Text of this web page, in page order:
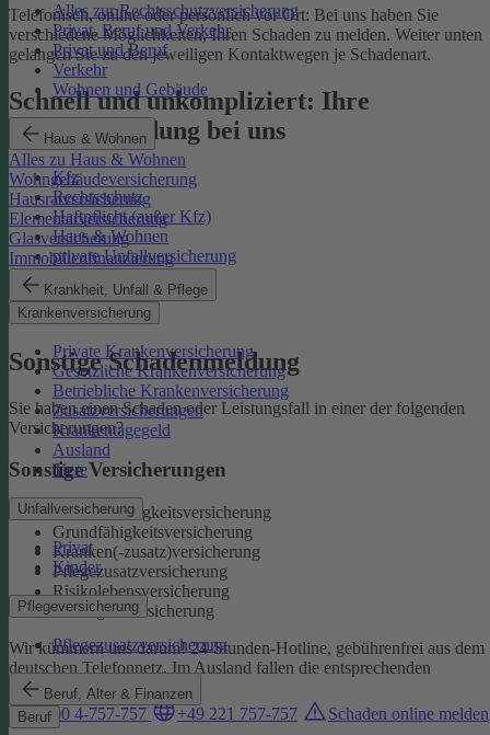
Alles zur Rechtsschutzversicherung
Privat, Beruf und Verkehr
Privat und Beruf
Verkehr
Wohnen und Gebäude
Haus & Wohnen
Alles zu Haus & Wohnen
Wohngebäudeversicherung
Hausratversicherung
Elementarversicherung
Glasversicherung
Immobilienfinanzierung
Krankheit, Unfall & Pflege
Krankenversicherung
Private Krankenversicherung
Gesetzliche Krankenversicherung
Betriebliche Krankenversicherung
Zusatzversicherungen
Krankentagegeld
Ausland
Tiere
Unfallversicherung
Privat
Kinder
Pflegeversicherung
Pflegezusatzversicherung
Beruf, Alter & Finanzen
Beruf
Telefonisch, online oder persönlich vor Ort: Bei uns haben Sie
verschiedene Möglichkeiten, Ihren Schaden zu melden. Weiter unten
gelangen Sie zu den jeweiligen Kontaktwegen je Schadenart.
Schnell und unkompliziert: Ihre
Schadenmeldung bei uns
Kfz
Rechtsschutz
Haftpflicht (außer Kfz)
Haus & Wohnen
private Unfallversicherung
Auslandskrankenschutz
Reiserücktritt
Reisegepäck
Sonstige Schadenmeldung
Sie haben einen Schaden oder Leistungsfall in einer der folgenden
Versicherungen?
Sonstige Versicherungen
Berufsunfähigkeitsversicherung
Grundfähigkeitsversicherung
Kranken(-zusatz)versicherung
Pflegezusatzversicherung
Risikolebensversicherung
Sterbegeldversicherung
Wir kümmern uns darum!24-Stunden-Hotline, gebührenfrei aus dem
deutschen Telefonnetz. Im Ausland fallen die entsprechenden
Landesgebühren an:
0800 4-757-757
+49 221 757-757 Schaden online melden